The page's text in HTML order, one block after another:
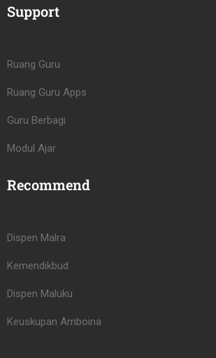
Support
Ruang Guru
Ruang Guru Apps
Guru Berbagi
Modul Ajar
Recommend
Dispen Malra
Kemendikbud
Dispen Maluku
Keuskupan Amboina